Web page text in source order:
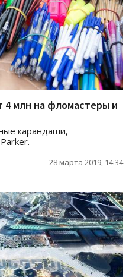
4 млн на фломастеры и
карандаши,
28 марта 2019, 14:34